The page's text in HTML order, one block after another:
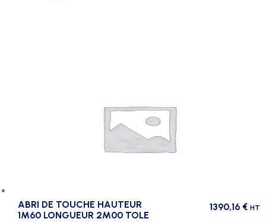
ABRI DE TOUCHE HAUTEUR
1M60 LONGUEUR 2M00 TOLE
1390,16 € HT